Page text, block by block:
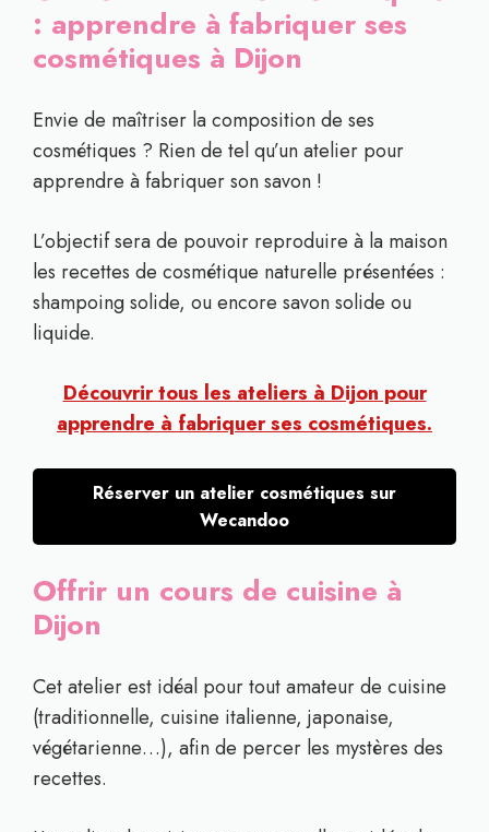
: apprendre à fabriquer ses
cosmétiques à Dijon
Envie de maîtriser la composition de ses
cosmétiques ? Rien de tel qu’un atelier pour
apprendre à fabriquer son savon !
L’objectif sera de pouvoir reproduire à la maison
les recettes de cosmétique naturelle présentées :
shampoing solide, ou encore savon solide ou
liquide.
Découvrir tous les ateliers à Dijon pour
apprendre à fabriquer ses cosmétiques.
Réserver un atelier cosmétiques sur
Wecandoo
Offrir un cours de cuisine à
Dijon
Cet atelier est idéal pour tout amateur de cuisine
(traditionnelle, cuisine italienne, japonaise,
végétarienne…), afin de percer les mystères des
recettes.